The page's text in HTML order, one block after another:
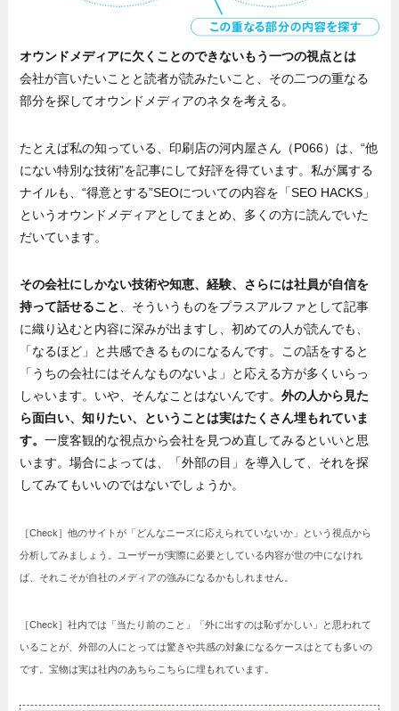
オウンドメディアに欠くことのできないもう一つの視点とは
会社が言いたいことと読者が読みたいこと、その二つの重なる
部分を探してオウンドメディアのネタを考える。
たとえば私の知っている、印刷店の河内屋さん（P066）は、“他
にない特別な技術”を記事にして好評を得ています。私が属する
ナイルも、“得意とする”SEOについての内容を「SEO HACKS」
というオウンドメディアとしてまとめ、多くの方に読んでいた
だいています。
その会社にしかない技術や知恵、経験、さらには社員が自信を
持って話せること、そういうものをプラスアルファとして記事
に織り込むと内容に深みが出ますし、初めての人が読んでも、
「なるほど」と共感できるものになるんです。この話をすると
「うちの会社にはそんなものないよ」と応える方が多くいらっ
しゃいます。いや、そんなことはないんです。外の人から見た
ら面白い、知りたい、ということは実はたくさん埋もれていま
す。一度客観的な視点から会社を見つめ直してみるといいと思
います。場合によっては、「外部の目」を導入して、それを探
してみてもいいのではないでしょうか。
［Check］他のサイトが「どんなニーズに応えられていないか」という視点から
分析してみましょう。ユーザーが実際に必要としている内容が世の中になけれ
ば、それこそが自社のメディアの強みになるかもしれません。
［Check］社内では「当たり前のこと」「外に出すのは恥ずかしい」と思われて
いることが、外部の人にとっては驚きや共感の対象になるケースはとても多いの
です。宝物は実は社内のあちらこちらに埋もれています。